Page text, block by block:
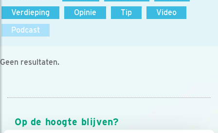
Verdieping
Opinie Tip
Video
Podcast
Geen resultaten.
Op de hoogte blijven?